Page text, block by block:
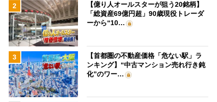
2
【億り人オールスターが狙う20銘柄】
「総資産69億円超」90歳現役トレーダ
ーから“10…
3
【首都圏の不動産価格「危ない駅」ラ
ンキング】“中古マンション売れ行き鈍
化”のワー…